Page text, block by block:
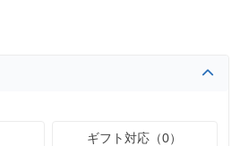
ギフト対応（0）